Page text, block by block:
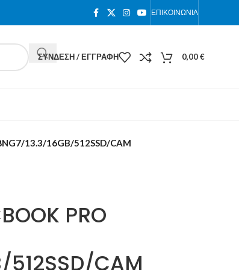
ΕΠΙΚΟΙΝΩΝΊΑ
ΣΎΝΔΕΣΗ / ΕΓΓΡΑΦΉ 0,00€
13.3/16GB/512SSD/CAM
PRO
512SSD/CAM